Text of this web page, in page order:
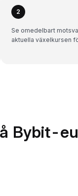
2
Se omedelbart
aktuella växelkursen
Bybit-eu